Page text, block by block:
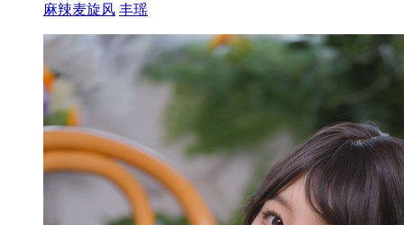
麻辣麦旋风 丰瑶